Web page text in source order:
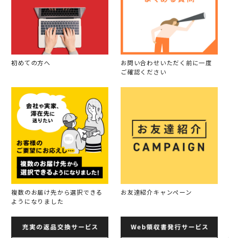
初めての方へ
お問い合わせいただく前に一度
ご確認ください
複数のお届け先から選択できる
ようになりました
お友達紹介キャンペーン